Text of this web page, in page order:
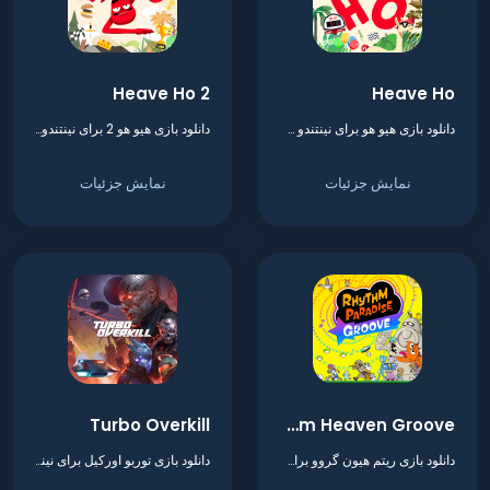
Heave Ho
دانلود بازی هیو هو برای نینتندو سوییچ
نمایش جزئیات
Heave Ho 2
دانلود بازی هیو هو 2 برای نینتندو سوییچ
نمایش جزئیات
Rhythm Heaven Groove
دانلود بازی ریتم هیون گروو برای نینتندو سوییچ
Turbo Overkill
دانلود بازی توربو اورکیل برای نینتندو سوییچ